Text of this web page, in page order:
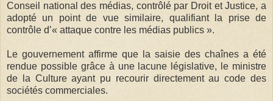
Conseil national des médias, contrôlé par Droit et Justice, a
adopté un point de vue similaire, qualifiant la prise de
contrôle d’« attaque contre les médias publics ».
Le gouvernement affirme que la saisie des chaînes a été
rendue possible grâce à une lacune législative, le ministre
de la Culture ayant pu recourir directement au code des
sociétés commerciales.